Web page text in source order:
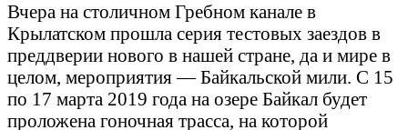
Вчера на столичном Гребном канале в
Крылатском прошла серия тестовых заездов в
преддверии нового в нашей стране, да и мире в
целом, мероприятия — Байкальской мили. С 15
по 17 марта 2019 года на озере Байкал будет
проложена гоночная трасса, на которой